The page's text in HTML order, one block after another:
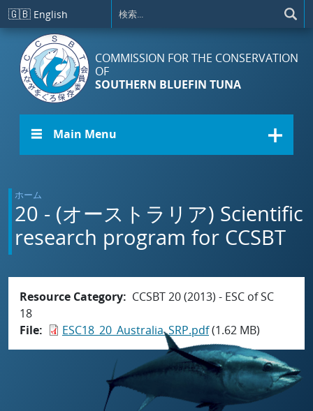
メインコンテンツに移動
🇬🇧 English
COMMISSION FOR THE CONSERVATION
OF
SOUTHERN BLUEFIN TUNA
☰ Main Menu
ホーム
20 - (オーストラリア) Scientific
research program for CCSBT
Resource Category
CCSBT 20 (2013) - ESC of SC
18
File
ESC18_20_Australia_SRP.pdf(1.62 MB)